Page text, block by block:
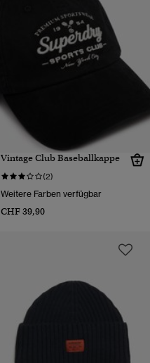
Vintage Club Baseballkappe
(2)
Weitere Farben verfügbar
CHF 39,90